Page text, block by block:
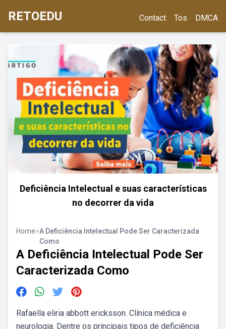
RETOEDU Contact Tos DMCA
Deficiência Intelectual e suas características
no decorrer da vida
Home>A Deficiência Intelectual Pode Ser Caracterizada
Como
A Deficiência Intelectual Pode Ser
Caracterizada Como
Rafaella eliria abbott ericksson. Clínica médica e
neurologia. Dentre os principais tipos de deficiência